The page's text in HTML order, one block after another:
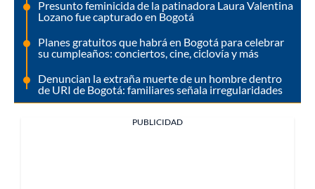
Presunto feminicida de la patinadora Laura Valentina
Lozano fue capturado en Bogotá
Planes gratuitos que habrá en Bogotá para celebrar
su cumpleaños: conciertos, cine, ciclovía y más
Denuncian la extraña muerte de un hombre dentro
de URI de Bogotá: familiares señala irregularidades
PUBLICIDAD